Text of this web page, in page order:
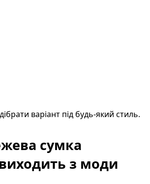
варіант під будь-який стиль.
сумка
з моди